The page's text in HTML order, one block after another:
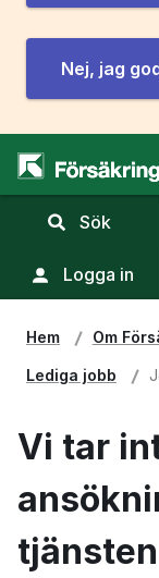
Nej, jag
Sök
sökfält
Logga in
Hem Om
Lediga jobb
Vi tar
tjänsten